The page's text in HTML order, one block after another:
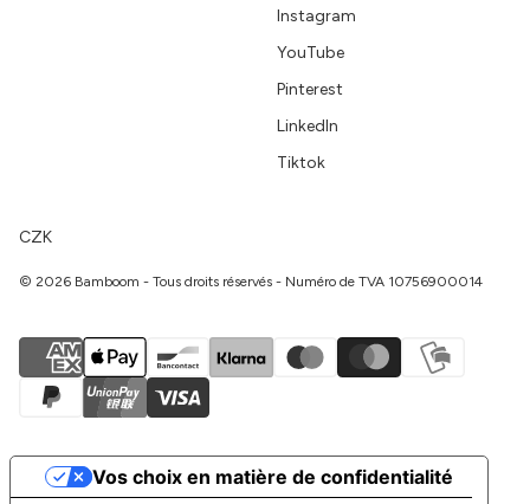
Instagram
YouTube
Pinterest
LinkedIn
Tiktok
CZK
© 2026 Bamboom - Tous droits réservés - Numéro de TVA 10756900014
Vos choix en matière de confidentialité